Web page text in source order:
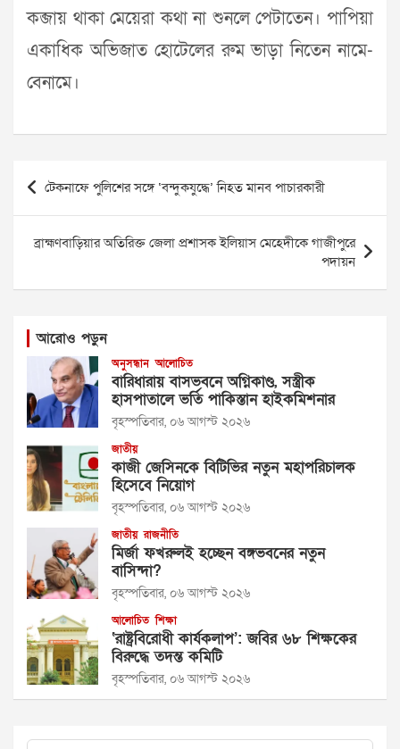
কব্জায় থাকা মেয়েরা কথা না শুনলে পেটাতেন। পাপিয়া
একাধিক অভিজাত হোটেলের রুম ভাড়া নিতেন নামে-
বেনামে।
Post
navigation
টেকনাফে পুলিশের সঙ্গে ‘বন্দুকযুদ্ধে’ নিহত মানব পাচারকারী
ব্রাহ্মণবাড়িয়ার অতিরিক্ত জেলা প্রশাসক ইলিয়াস মেহেদীকে গাজীপুরে
পদায়ন
আরোও পড়ুন
অনুসন্ধান আলোচিত
বারিধারায় বাসভবনে অগ্নিকাণ্ড, সস্ত্রীক
হাসপাতালে ভর্তি পাকিস্তান হাইকমিশনার
বৃহস্পতিবার, ০৬ আগস্ট ২০২৬
জাতীয়
কাজী জেসিনকে বিটিভির নতুন মহাপরিচালক
হিসেবে নিয়োগ
বৃহস্পতিবার, ০৬ আগস্ট ২০২৬
জাতীয় রাজনীতি
মির্জা ফখরুলই হচ্ছেন বঙ্গভবনের নতুন
বাসিন্দা?
বৃহস্পতিবার, ০৬ আগস্ট ২০২৬
আলোচিত শিক্ষা
‘রাষ্ট্রবিরোধী কার্যকলাপ’: জবির ৬৮ শিক্ষকের
বিরুদ্ধে তদন্ত কমিটি
বৃহস্পতিবার, ০৬ আগস্ট ২০২৬